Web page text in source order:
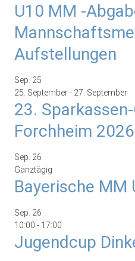
U10 MM -
Aufstellungen
Sep. 25
25. September- 27. September
23.
Forchheim 2026
Sep. 26
Ganztägig
Bayerische MM
Sep. 26
10:00 - 17:00
Jugendcup